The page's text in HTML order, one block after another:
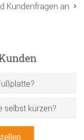
Kundenfragen an
selbst kürzen?